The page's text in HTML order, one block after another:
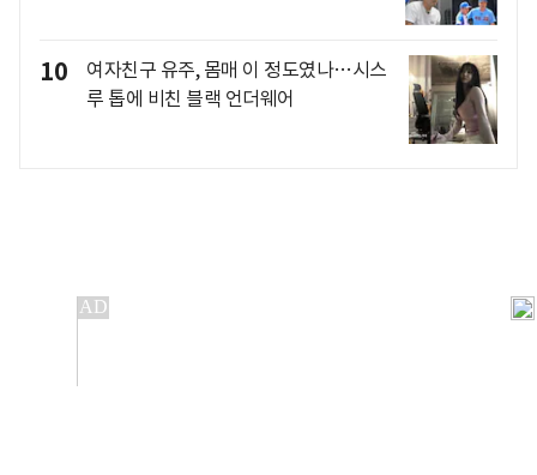
10
여자친구 유주, 몸매 이 정도였나…시스
루 톱에 비친 블랙 언더웨어